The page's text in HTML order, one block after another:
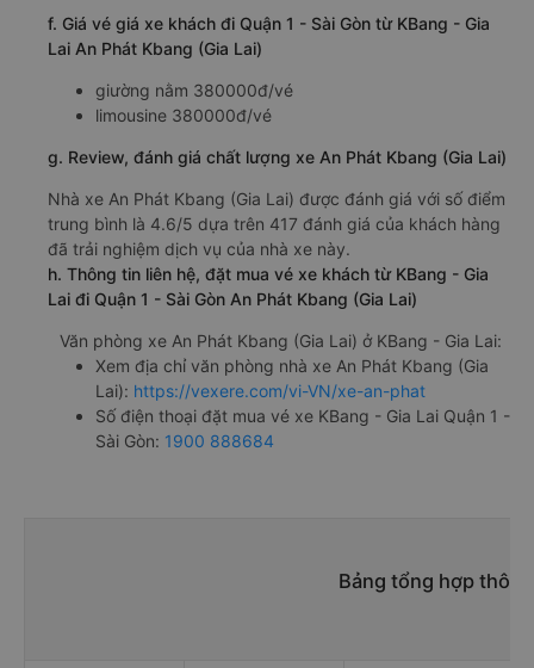
f. Giá vé giá xe khách đi Quận 1 - Sài Gòn từ KBang - Gia
Lai An Phát Kbang (Gia Lai)
giường nằm 380000đ/vé
limousine 380000đ/vé
g. Review, đánh giá chất lượng xe An Phát Kbang (Gia Lai)
Nhà xe An Phát Kbang (Gia Lai) được đánh giá với số điểm
trung bình là 4.6/5 dựa trên 417 đánh giá của khách hàng
đã trải nghiệm dịch vụ của nhà xe này.
h. Thông tin liên hệ, đặt mua vé xe khách từ KBang - Gia
Lai đi Quận 1 - Sài Gòn An Phát Kbang (Gia Lai)
Văn phòng xe An Phát Kbang (Gia Lai) ở KBang - Gia Lai:
Xem địa chỉ văn phòng nhà xe An Phát Kbang (Gia
Lai): https://vexere.com/vi-VN/xe-an-phat
Số điện thoại đặt mua vé xe KBang - Gia Lai Quận 1 -
Sài Gòn: 1900 888684
Bảng tổng hợp